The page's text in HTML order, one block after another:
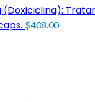
(Doxiciclina):
$408.00